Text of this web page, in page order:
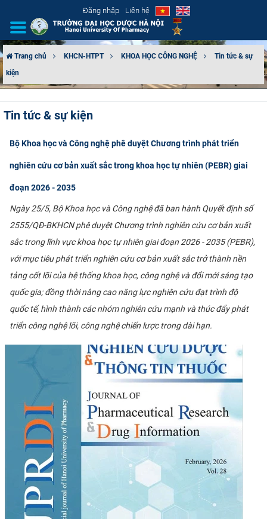
Đăng nhập Liên hệ
GIỚI THIỆU
CƠ CẤU TỔ CHỨC
TUYỂN SINH
ĐÀO TẠO
ĐẢM BẢO CHẤT LƯỢNG
KHOA HỌC CÔNG NGHỆ
HTQT
CỰU NGƯỜI HỌC
Trang chủ KHCN-HTPT KHOA HỌC CÔNG NGHỆ
Tin tức & sự
kiện
Tin tức & sự kiện
Bộ Khoa học và Công nghệ phê duyệt Chương trình phát triển
nghiên cứu cơ bản xuất sắc trong khoa học tự nhiên (PEBR) giai
đoạn 2026 - 2035
Ngày 25/5, Bộ Khoa học và Công nghệ đã ban hành Quyết định số
2555/QĐ-BKHCN phê duyệt Chương trình nghiên cứu cơ bản xuất
sắc trong lĩnh vực khoa học tự nhiên giai đoạn 2026 - 2035 (PEBR),
với mục tiêu phát triển nghiên cứu cơ bản xuất sắc trở thành nền
tảng cốt lõi của hệ thống khoa học, công nghệ và đổi mới sáng tạo
quốc gia; đồng thời nâng cao năng lực nghiên cứu đạt trình độ
quốc tế, hình thành các nhóm nghiên cứu mạnh và thúc đẩy phát
triển công nghệ lõi, công nghệ chiến lược trong dài hạn.